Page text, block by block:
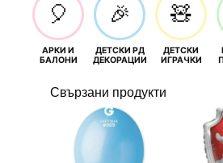
🎈
АРКИ И
БАЛОНИ
🎉
ДЕТСКИ РД
ДЕКОРАЦИИ
🧸
ДЕТСКИ
ИГРАЧКИ
Свързани продукти